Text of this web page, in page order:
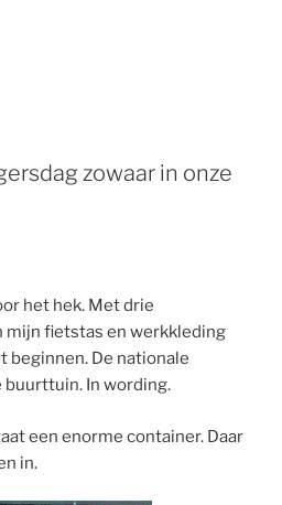
zowaar in onze
het hek. Met drie
fietstas en werkkleding
beginnen. De nationale
buurttuin. In wording.
een enorme container. Daar
in.